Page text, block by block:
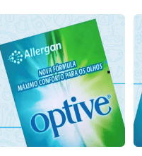
Laboratório
Por Menos